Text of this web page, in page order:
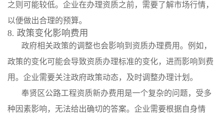
之则可能较低。企业在办理资质之前，需要了解市场行情，
以便做出合理的预算。
8. 政策变化影响费用
政府相关政策的调整也会影响到资质办理费用。例如，
政策的变化可能会导致资质办理标准的变化，进而影响到费
用。企业需要关注政府政策动态，及时调整办理计划。
奉贤区公路工程资质新办费用是一个复杂的问题，受多
种因素影响，无法给出确切的答案。企业需要根据自身情